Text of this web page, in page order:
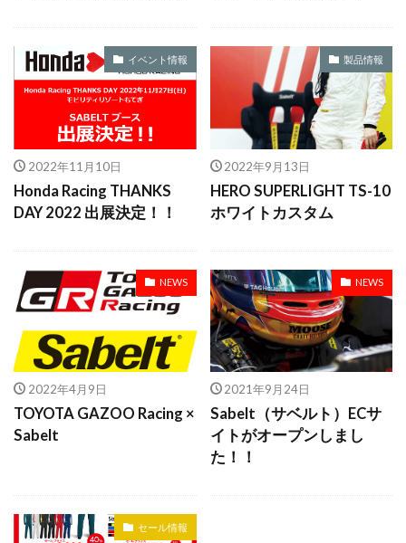
イベント情報
2022年11月10日
Honda Racing THANKS
DAY 2022 出展決定！！
製品情報
2022年9月13日
HERO SUPERLIGHT TS-10
ホワイトカスタム
NEWS
2022年4月9日
TOYOTA GAZOO Racing ×
Sabelt
NEWS
2021年9月24日
Sabelt（サベルト）ECサ
イトがオープンしまし
た！！
セール情報